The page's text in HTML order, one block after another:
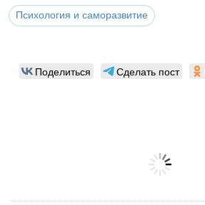
Психология и саморазвитие
Поделиться Сделать пост